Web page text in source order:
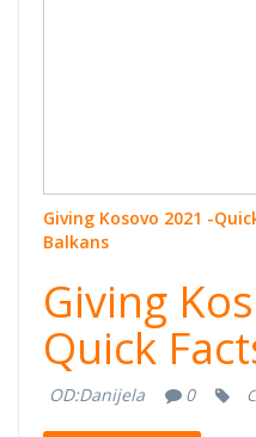
Giving Kosovo 2021 -
Balkans
Giving
Quick
OD:Danijela 0